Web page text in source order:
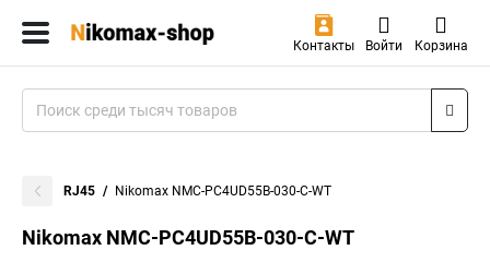
Контакты Войти Корзина
RJ45 Nikomax NMC-PC4UD55B-030-C-WT
Nikomax NMC-PC4UD55B-030-C-WT